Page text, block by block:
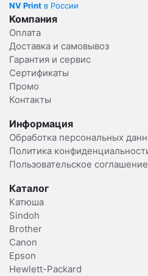
NV Print в России
Компания
Оплата
Доставка и самовывоз
Гарантия и сервис
Сертификаты
Промо
Контакты
Информация
Обработка персональных
Политика
Пользовательское соглашение
Каталог
Катюша
Sindoh
Brother
Canon
Epson
Hewlett-Packard